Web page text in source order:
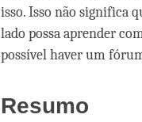
isso. Isso não significa
lado possa aprender
possível haver um
Resumo